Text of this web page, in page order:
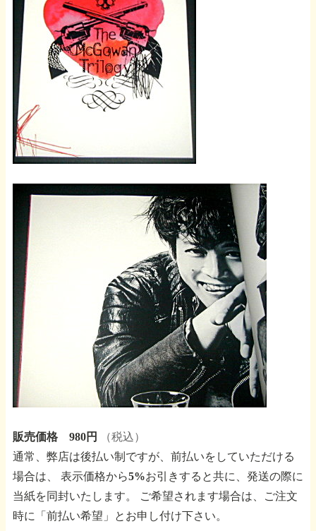
販売価格 980円
（税込）
通常、弊店は後払い制ですが、前払いをしていただける
場合は、
表示価格から5%お引きすると共に、発送の際に
当紙を同封いたします。
ご希望されます場合は、ご注文
時に「前払い希望」とお申し付け下さい。